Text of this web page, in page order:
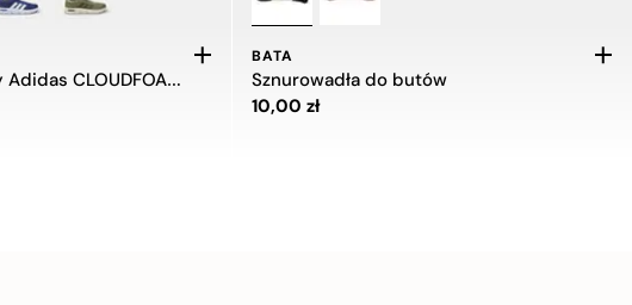
Męskie sneakersy Adidas CLOUDFOAM FLEX - ELASTYCZNE SZNUROWADŁA
BATA
Sznurowadła do butów
Cena 10,00 zł
10,00 zł